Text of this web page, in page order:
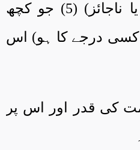
کے طریقے جائز تھے یا ناجائز) (5) جو کچھ
کسی درجے کا ہو) اس
کی قدر اور اس پر